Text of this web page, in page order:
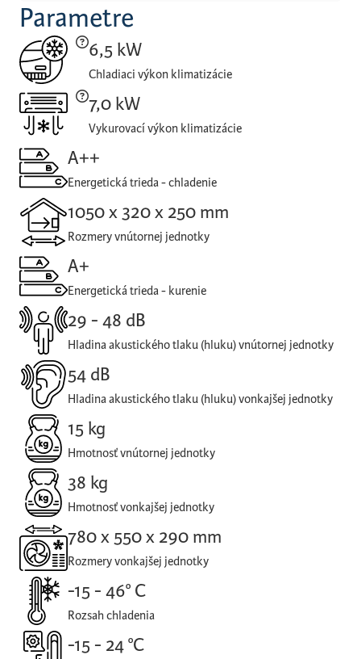
Parametre
6,5 kW
Chladiaci výkon klimatizácie
7,0 kW
Vykurovací výkon klimatizácie
A++
Energetická trieda - chladenie
1050 x 320 x 250 mm
Rozmery vnútornej jednotky
A+
Energetická trieda - kurenie
29 - 48 dB
Hladina akustického tlaku (hluku) vnútornej jednotky
54 dB
Hladina akustického tlaku (hluku) vonkajšej jednotky
15 kg
Hmotnosť vnútornej jednotky
38 kg
Hmotnosť vonkajšej jednotky
780 x 550 x 290 mm
Rozmery vonkajšej jednotky
-15 - 46° C
Rozsah chladenia
-15 - 24 °C